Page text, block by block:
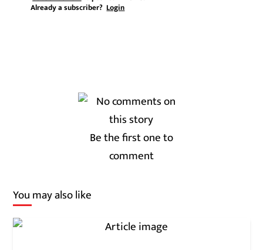
Already a subscriber?Login
Be the first one to
comment
You may also like